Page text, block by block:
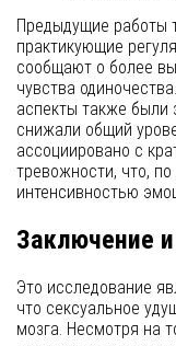
Предыдущие работы
практикующие
сообщают о более
чувства
аспекты также были
снижали общий
ассоциировано с
тревожности, что,
интенсивностью
Заключение
Это исследование
что сексуальное
мозга. Несмотря на